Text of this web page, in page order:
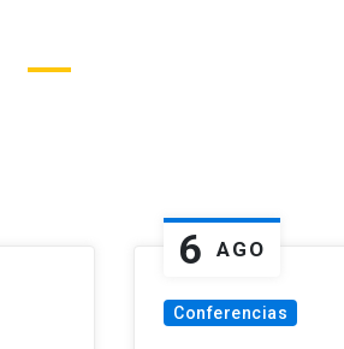
6 AGO
Conferencias